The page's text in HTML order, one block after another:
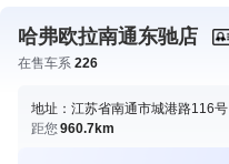
哈弗欧拉南通东驰店
在售车系 226
地址：江苏省南通市城港路116号
距您960.7km